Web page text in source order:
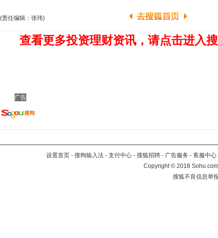
(责任编辑：张玮)
查看更多投资理财资讯，请点击进入
广告
设置首页 - 搜狗输入法 - 支付中心 - 搜狐招聘 - 广告服务 - 客服中心
Copyright©2018
搜狐不良信息举